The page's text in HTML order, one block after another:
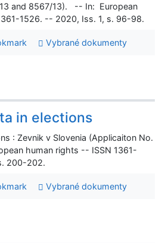
and 8567/13). -- In: European
1526. -- 2020, Iss. 1, s. 96-98.
Vybrané dokumenty
in elections
: Zevnik v Slovenia (Applicaiton No.
human rights -- ISSN 1361-
200-202.
Vybrané dokumenty